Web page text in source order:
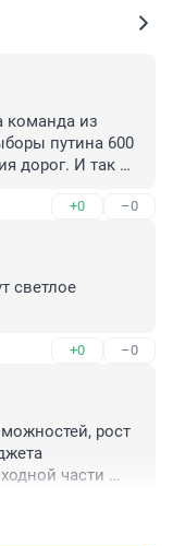
команда из
путина 600
дорог. И так
население не
+0 –0
светлое
+0 –0
рост
части